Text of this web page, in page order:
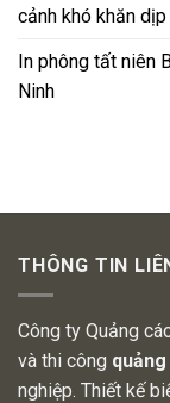
cảnh khó khăn
In phông tất niên
Ninh
THÔNG TIN
Công ty Quảng
và thi công
nghiệp. Thiết kế